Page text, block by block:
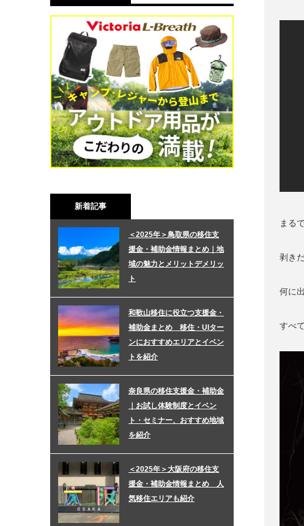
まる
剥き
何に
すべ
新着記事
＜2025年＞鳥取県の移住支
援金・補助金情報まとめ｜地
域の魅力とメリットデメリッ
ト
和歌山移住に役立つ支援金・
補助金まとめ 移住・UIター
ンにおすすめエリアとイベン
トを紹介
奈良県の移住支援金・補助金
｜お試し体験制度とイベン
ト・セミナー、おすすめ地域
を紹介
＜2025年＞大阪府の移住支
援金・補助金情報まとめ 人
気移住エリアも紹介